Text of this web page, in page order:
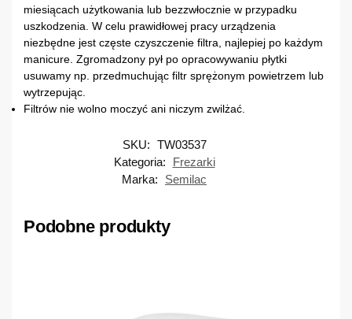
miesiącach użytkowania lub bezzwłocznie w przypadku
uszkodzenia. W celu prawidłowej pracy urządzenia
niezbędne jest częste czyszczenie filtra, najlepiej po każdym
manicure. Zgromadzony pył po opracowywaniu płytki
usuwamy np. przedmuchując filtr sprężonym powietrzem lub
wytrzepując.
Filtrów nie wolno moczyć ani niczym zwilżać.
SKU: TW03537
Kategoria:
Frezarki
Marka:
Semilac
Podobne produkty